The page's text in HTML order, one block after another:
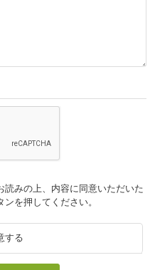
読みの上、 内容に同意いただいた
を押してください。
する